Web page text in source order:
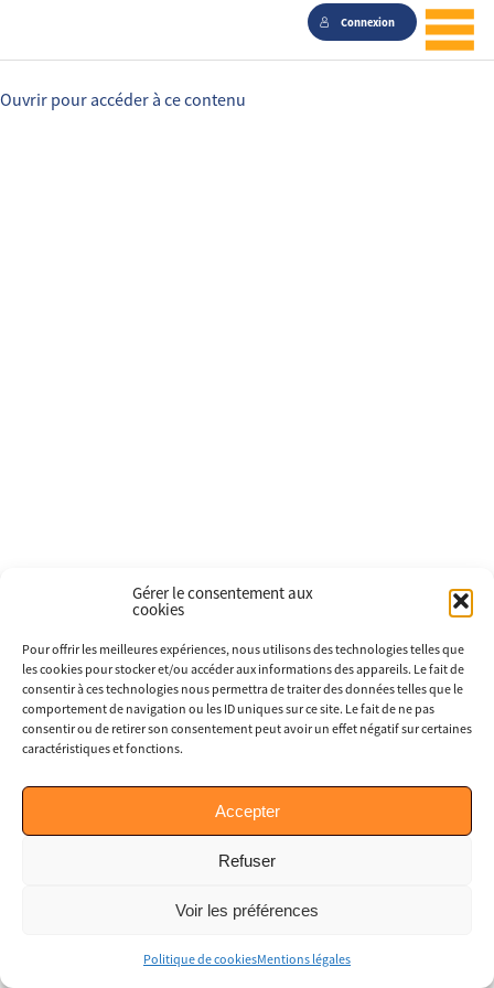
Gérer le consentement aux
cookies
Pour offrir les meilleures expériences, nous utilisons des technologies telles que
les cookies pour stocker et/ou accéder aux informations des appareils. Le fait de
consentir à ces technologies nous permettra de traiter des données telles que le
comportement de navigation ou les ID uniques sur ce site. Le fait de ne pas
consentir ou de retirer son consentement peut avoir un effet négatif sur certaines
caractéristiques et fonctions.
Accepter
Refuser
Voir les préférences
Politique de cookiesMentions légales
Connexion
Ouvrir pour accéder à ce contenu